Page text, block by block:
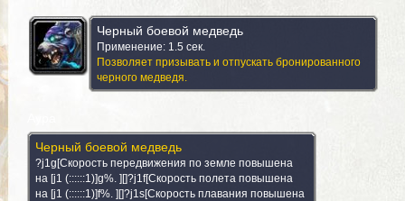
Черный боевой медведь
Применение: 1.5 сек.
Позволяет призывать и отпускать бронированного
черного медведя.
Черный боевой медведь
?j1g[Скорость передвижения по земле повышена
на [j1 (::::::1)]g%. ][]?j1f[Скорость полета повышена
на [j1 (::::::1)]f%. ][]?j1s[Скорость плавания повышена